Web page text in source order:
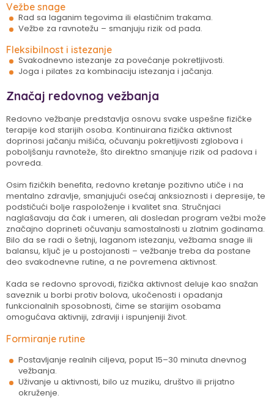
Vežbe snage
Rad sa laganim tegovima ili elastičnim trakama.
Vežbe za ravnotežu – smanjuju rizik od pada.
Fleksibilnost i istezanje
Svakodnevno istezanje za povećanje pokretljivosti.
Joga i pilates za kombinaciju istezanja i jačanja.
Značaj redovnog vežbanja
Redovno vežbanje predstavlja osnovu svake uspešne fizičke
terapije kod starijih osoba. Kontinuirana fizička aktivnost
doprinosi jačanju mišića, očuvanju pokretljivosti zglobova i
poboljšanju ravnoteže, što direktno smanjuje rizik od padova i
povreda.
Osim fizičkih benefita, redovno kretanje pozitivno utiče i na
mentalno zdravlje, smanjujući osećaj anksioznosti i depresije, te
podstičući bolje raspoloženje i kvalitet sna. Stručnjaci
naglašavaju da čak i umeren, ali dosledan program vežbi može
značajno doprineti očuvanju samostalnosti u zlatnim godinama.
Bilo da se radi o šetnji, laganom istezanju, vežbama snage ili
balansu, ključ je u postojanosti – vežbanje treba da postane
deo svakodnevne rutine, a ne povremena aktivnost.
Kada se redovno sprovodi, fizička aktivnost deluje kao snažan
saveznik u borbi protiv bolova, ukočenosti i opadanja
funkcionalnih sposobnosti, čime se starijim osobama
omogućava aktivniji, zdraviji i ispunjeniji život.
Formiranje rutine
Postavljanje realnih ciljeva, poput 15–30 minuta dnevnog
vežbanja.
Uživanje u aktivnosti, bilo uz muziku, društvo ili prijatno
okruženje.